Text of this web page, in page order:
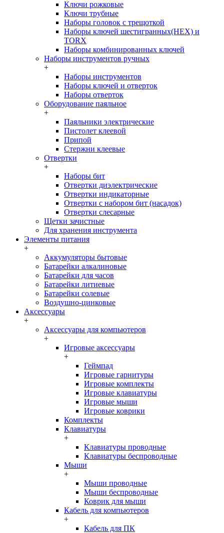
Ключи рожковые
Ключи трубные
Наборы головок c трещоткой
Наборы ключей шестигранных(HEX) и
TORX
Наборы комбинированных ключей
Наборы инструментов ручных
+
Наборы инструментов
Наборы ключей и отверток
Наборы отверток
Оборудование паяльное
+
Паяльники электрические
Пистолет клеевой
Припой
Стержни клеевые
Отвертки
+
Наборы бит
Отвертки диэлектрические
Отвертки индикаторные
Отвертки с набором бит (насадок)
Отвертки слесарные
Щетки зачистные
Для хранения инструмента
Элементы питания
+
Аккумуляторы бытовые
Батарейки алкалиновые
Батарейки для часов
Батарейки литиевые
Батарейки солевые
Воздушно-цинковые
Аксессуары
+
Аксессуары для компьютеров
+
Игровые аксессуары
+
Геймпад
Игровые гарнитуры
Игровые комплекты
Игровые клавиатуры
Игровые мыши
Игровые коврики
Комплекты
Клавиатуры
+
Клавиатуры проводные
Клавиатуры беспроводные
Мыши
+
Мыши проводные
Мыши беспроводные
Коврик для мыши
Кабель для компьютеров
+
Кабель для ПК